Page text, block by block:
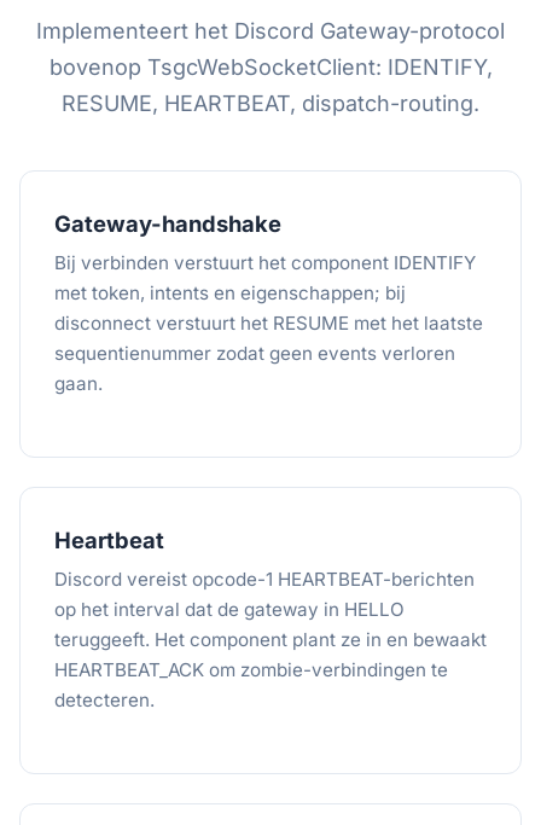
Implementeert het Discord Gateway-protocol
bovenop TsgcWebSocketClient: IDENTIFY,
RESUME, HEARTBEAT, dispatch-routing.
Gateway-handshake
Bij verbinden verstuurt het component IDENTIFY
met token, intents en eigenschappen; bij
disconnect verstuurt het RESUME met het laatste
sequentienummer zodat geen events verloren
gaan.
Heartbeat
Discord vereist opcode-1 HEARTBEAT-berichten
op het interval dat de gateway in HELLO
teruggeeft. Het component plant ze in en bewaakt
HEARTBEAT_ACK om zombie-verbindingen te
detecteren.